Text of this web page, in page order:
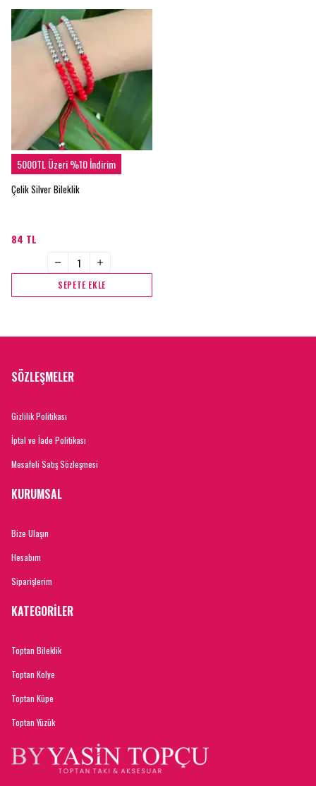
5000TL Üzeri %10 İndirim
Çelik Silver Bileklik
84 TL
SEPETE EKLE
SÖZLEŞMELER
Gizlilik Politikası
İptal ve İade Politikası
Mesafeli Satış Sözleşmesi
KURUMSAL
Bize Ulaşın
Hesabım
Siparişlerim
KATEGORİLER
Toptan Bileklik
Toptan Kolye
Toptan Küpe
Toptan Yüzük